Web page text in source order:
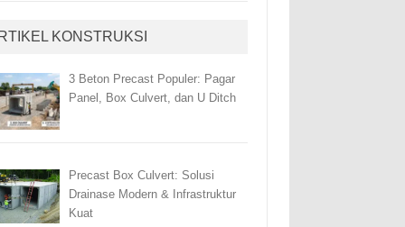
KONSTRUKSI
3 Beton Precast Populer: Pagar
Panel, Box Culvert, dan U Ditch
Precast Box Culvert: Solusi
Drainase Modern & Infrastruktur
Kuat